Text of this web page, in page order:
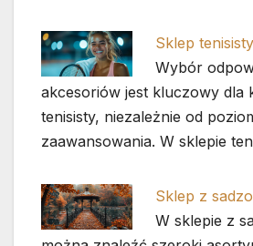
Sklep tenisisty
Wybór
akcesoriów jest kluczowy dla
tenisisty, niezależnie od
zaawansowania. W sklepie
Sklep z
W sklepie z